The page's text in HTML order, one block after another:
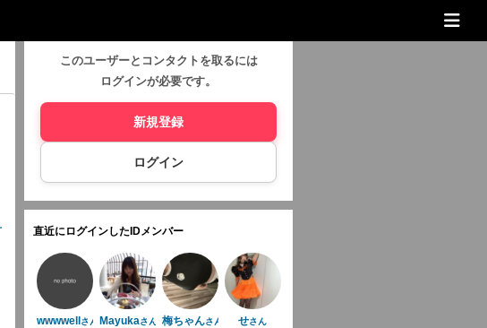
このユーザーとコンタクトを取るには
ログインが必要です。
新規登録
ログイン
直近にログインしたIDメンバー
wwwwell さん Mayukaさん 梅ちゃんさん せさん